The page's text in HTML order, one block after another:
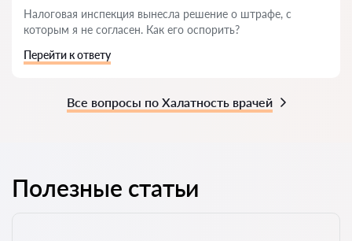
Налоговая инспекция вынесла решение о штрафе, с
которым я не согласен. Как его оспорить?
Перейти к ответу
Все вопросы по Халатность врачей
Полезные статьи